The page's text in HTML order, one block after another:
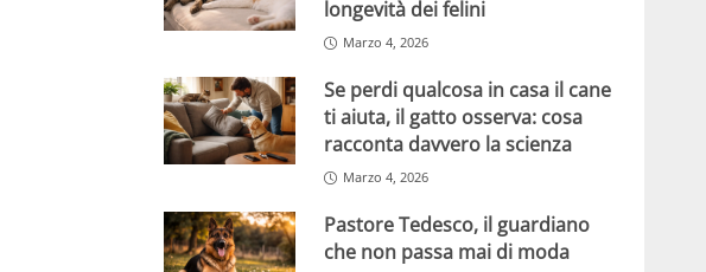
longevità dei felini
Marzo 4, 2026
Se perdi qualcosa in casa il cane
ti aiuta, il gatto osserva: cosa
racconta davvero la scienza
Marzo 4, 2026
Pastore Tedesco, il guardiano
che non passa mai di moda